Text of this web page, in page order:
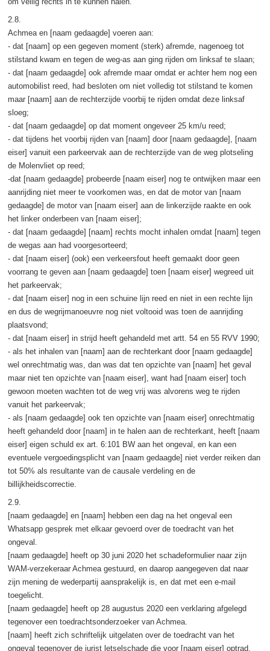
2.8.
Achmea en [naam gedaagde] voeren aan:
- dat [naam] op een gegeven moment (sterk) afremde, nagenoeg tot
stilstand kwam en tegen de weg-as aan ging rijden om linksaf te slaan;
- dat [naam gedaagde] ook afremde maar omdat er achter hem nog een
automobilist reed, had besloten om niet volledig tot stilstand te komen
maar [naam] aan de rechterzijde voorbij te rijden omdat deze linksaf
sloeg;
- dat [naam gedaagde] op dat moment ongeveer 25 km/u reed;
- dat tijdens het voorbij rijden van [naam] door [naam gedaagde], [naam
eiser] vanuit een parkeervak aan de rechterzijde van de weg plotseling
de Molenvliet op reed;
-dat [naam gedaagde] probeerde [naam eiser] nog te ontwijken maar een
aanrijding niet meer te voorkomen was, en dat de motor van [naam
gedaagde] de motor van [naam eiser] aan de linkerzijde raakte en ook
het linker onderbeen van [naam eiser];
- dat [naam gedaagde] [naam] rechts mocht inhalen omdat [naam] tegen
de wegas aan had voorgesorteerd;
- dat [naam eiser] (ook) een verkeersfout heeft gemaakt door geen
voorrang te geven aan [naam gedaagde] toen [naam eiser] wegreed uit
het parkeervak;
- dat [naam eiser] nog in een schuine lijn reed en niet in een rechte lijn
en dus de wegrijmanoeuvre nog niet voltooid was toen de aanrijding
plaatsvond;
- dat [naam eiser] in strijd heeft gehandeld met artt. 54 en 55 RVV 1990;
- als het inhalen van [naam] aan de rechterkant door [naam gedaagde]
wel onrechtmatig was, dan was dat ten opzichte van [naam] het geval
maar niet ten opzichte van [naam eiser], want had [naam eiser] toch
gewoon moeten wachten tot de weg vrij was alvorens weg te rijden
vanuit het parkeervak;
- als [naam gedaagde] ook ten opzichte van [naam eiser] onrechtmatig
heeft gehandeld door [naam] in te halen aan de rechterkant, heeft [naam
eiser] eigen schuld ex art. 6:101 BW aan het ongeval, en kan een
eventuele vergoedingsplicht van [naam gedaagde] niet verder reiken dan
tot 50% als resultante van de causale verdeling en de
billijkheidscorrectie.
2.9.
[naam gedaagde] en [naam] hebben een dag na het ongeval een
Whatsapp gesprek met elkaar gevoerd over de toedracht van het
ongeval.
[naam gedaagde] heeft op 30 juni 2020 het schadeformulier naar zijn
WAM-verzekeraar Achmea gestuurd, en daarop aangegeven dat naar
zijn mening de wederpartij aansprakelijk is, en dat met een e-mail
toegelicht.
[naam gedaagde] heeft op 28 augustus 2020 een verklaring afgelegd
tegenover een toedrachtsonderzoeker van Achmea.
[naam] heeft zich schriftelijk uitgelaten over de toedracht van het
ongeval tegenover de jurist letselschade die voor [naam eiser] optrad,